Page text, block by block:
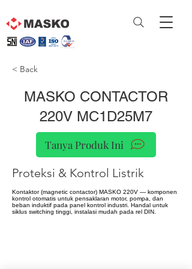
< Back
MASKO CONTACTOR
220V MC1D25M7
Tanya Produk Ini
Proteksi & Kontrol Listrik
Kontaktor (magnetic contactor) MASKO 220V — komponen
kontrol otomatis untuk pensaklaran motor, pompa, dan
beban induktif pada panel kontrol industri. Handal untuk
siklus switching tinggi, instalasi mudah pada rel DIN.